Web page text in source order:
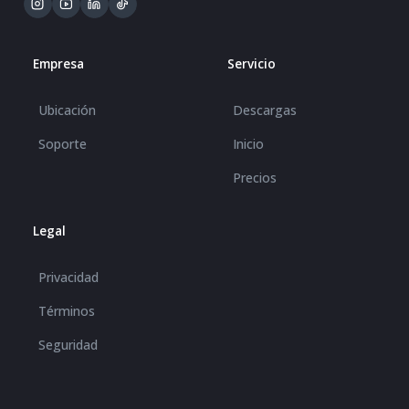
Empresa
Ubicación
Soporte
Servicio
Descargas
Inicio
Precios
Legal
Privacidad
Términos
Seguridad